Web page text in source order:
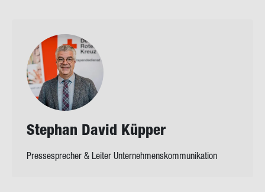
Ste­phan David Küp­per
Pressesprecher & Leiter Unternehmenskommunikation